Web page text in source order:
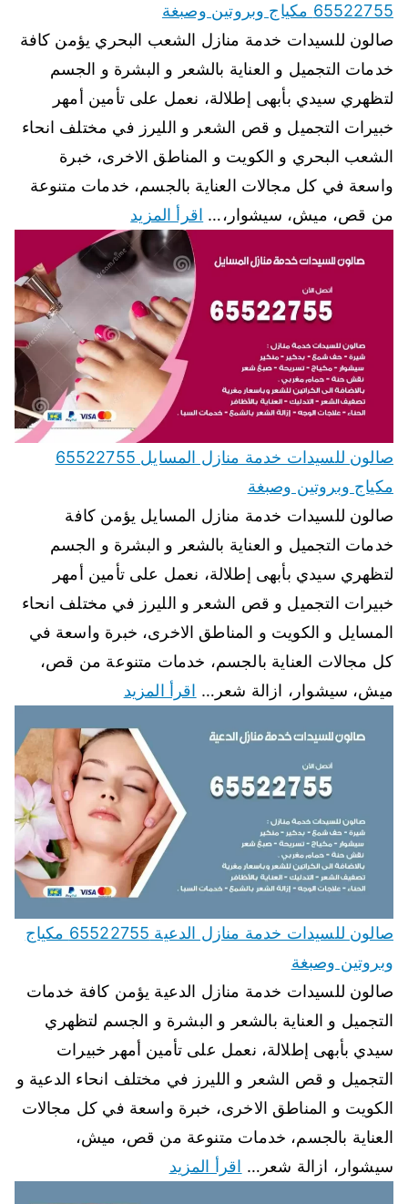
65522755 مكياج وبروتين وصبغة
صالون للسيدات خدمة منازل الشعب البحري يؤمن كافة
خدمات التجميل و العناية بالشعر و البشرة و الجسم
لتظهري سيدي بأبهى إطلالة، نعمل على تأمين أمهر
خبيرات التجميل و قص الشعر و الليرز في مختلف انحاء
الشعب البحري و الكويت و المناطق الاخرى، خبرة
واسعة في كل مجالات العناية بالجسم، خدمات متنوعة
من قص، ميش، سيشوار،… اقرأ المزيد
صالون للسيدات خدمة منازل المسايل 65522755
مكياج وبروتين وصبغة
صالون للسيدات خدمة منازل المسايل يؤمن كافة
خدمات التجميل و العناية بالشعر و البشرة و الجسم
لتظهري سيدي بأبهى إطلالة، نعمل على تأمين أمهر
خبيرات التجميل و قص الشعر و الليرز في مختلف انحاء
المسايل و الكويت و المناطق الاخرى، خبرة واسعة في
كل مجالات العناية بالجسم، خدمات متنوعة من قص،
ميش، سيشوار، ازالة شعر… اقرأ المزيد
صالون للسيدات خدمة منازل الدعية 65522755 مكياج
وبروتين وصبغة
صالون للسيدات خدمة منازل الدعية يؤمن كافة خدمات
التجميل و العناية بالشعر و البشرة و الجسم لتظهري
سيدي بأبهى إطلالة، نعمل على تأمين أمهر خبيرات
التجميل و قص الشعر و الليرز في مختلف انحاء الدعية و
الكويت و المناطق الاخرى، خبرة واسعة في كل مجالات
العناية بالجسم، خدمات متنوعة من قص، ميش،
سيشوار، ازالة شعر… اقرأ المزيد